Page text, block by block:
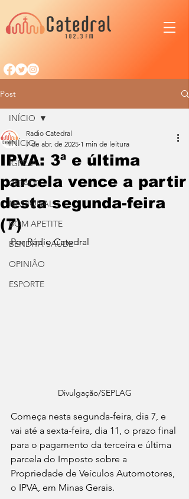
Post
INÍCIO
IGREJA
CIDADE
NACIONAL
BOM APETITE
BENDITA SAÚDE
OPINIÃO
ESPORTE
INÍCIO
IPVA: 3ª e última
parcela vence a partir
desta segunda-feira
(7)
Radio Catedral
7 de abr. de 2025 1 min de leitura
Por Rádio Catedral
Divulgação/SEPLAG
Começa nesta segunda-feira, dia 7, e
vai até a sexta-feira, dia 11, o prazo final
para o pagamento da terceira e última
parcela do Imposto sobre a
Propriedade de Veículos Automotores,
o IPVA, em Minas Gerais.